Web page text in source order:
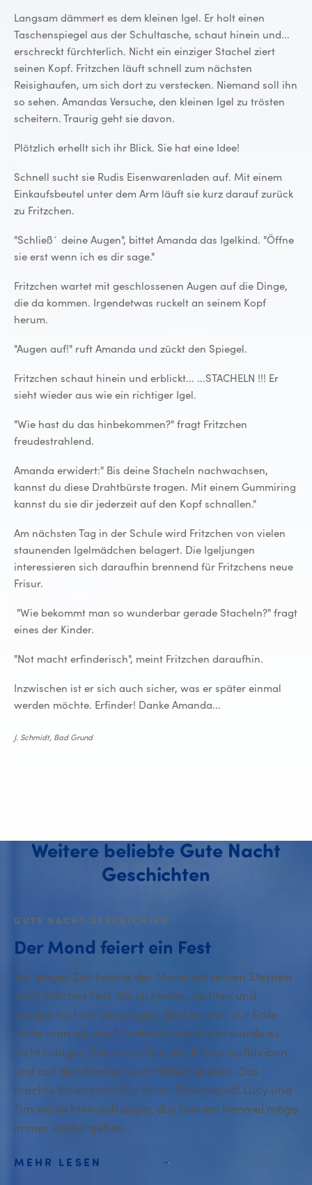
Langsam dämmert es dem kleinen Igel. Er holt einen
Taschenspiegel aus der Schultasche, schaut hinein und...
erschreckt fürchterlich. Nicht ein einziger Stachel ziert
seinen Kopf. Fritzchen läuft schnell zum nächsten
Reisighaufen, um sich dort zu verstecken. Niemand soll ihn
so sehen. Amandas Versuche, den kleinen Igel zu trösten
scheitern. Traurig geht sie davon.
Plötzlich erhellt sich ihr Blick. Sie hat eine Idee!
Schnell sucht sie Rudis Eisenwarenladen auf. Mit einem
Einkaufsbeutel unter dem Arm läuft sie kurz darauf zurück
zu Fritzchen.
"Schließ´ deine Augen", bittet Amanda das Igelkind. "Öffne
sie erst wenn ich es dir sage."
Fritzchen wartet mit geschlossenen Augen auf die Dinge,
die da kommen. Irgendetwas ruckelt an seinem Kopf
herum.
"Augen auf!" ruft Amanda und zückt den Spiegel.
Fritzchen schaut hinein und erblickt... ...STACHELN !!! Er
sieht wieder aus wie ein richtiger Igel.
"Wie hast du das hinbekommen?" fragt Fritzchen
freudestrahlend.
Amanda erwidert:" Bis deine Stacheln nachwachsen,
kannst du diese Drahtbürste tragen. Mit einem Gummiring
kannst du sie dir jederzeit auf den Kopf schnallen."
Am nächsten Tag in der Schule wird Fritzchen von vielen
staunenden Igelmädchen belagert. Die Igeljungen
interessieren sich daraufhin brennend für Fritzchens neue
Frisur.
"Wie bekommt man so wunderbar gerade Stacheln?" fragt
eines der Kinder.
"Not macht erfinderisch", meint Fritzchen daraufhin.
Inzwischen ist er sich auch sicher, was er später einmal
werden möchte. Erfinder! Danke Amanda...
J. Schmidt, Bad Grund
Weitere beliebte Gute Nacht
Geschichten
GUTE NACHT GESCHICHTEN
Der Mond feiert ein Fest
Vor langer Zeit feierte der Mond mit seinen Sternen
ein fröhliches Fest. Sie kicherten, lachten und
sangen laut vor Vergnügen. Bis hinunter zur Erde
hörte man sie. Auch mitten in der Nacht wurde es
nicht ruhiger. Daher durften alle Kinder aufbleiben
und auf den Straßen und Plätzen spielen. Das
machte ihnen natürlich einen Riesenspaß! Lucy und
Tim wünschten sich sogar, das Fest am Himmel möge
immer weiter gehen...
MEHR LESEN